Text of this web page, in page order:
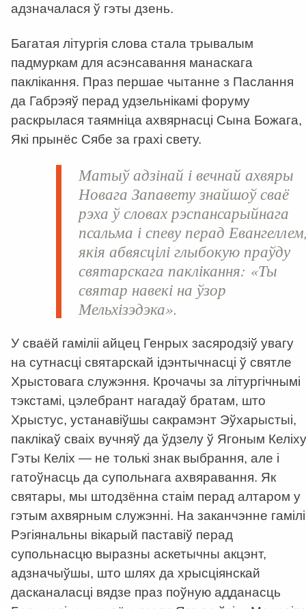
адзначалася ў гэты дзень.
Багатая літургія слова стала трывалым
падмуркам для асэнсавання манаскага
паклікання. Праз першае чытанне з Паслання
да Габрэяў перад удзельнікамі форуму
раскрылася таямніца ахвярнасці Сына Божага,
Які прынёс Сябе за грахі свету.
Матыў адзінай і вечнай ахвяры
Новага Запавету знайшоў сваё
рэха ў словах рэспансарыйнага
псальма і спеву перад
якія абвясцілі глыбокую праўду
святарскага паклікання: «Ты
святар навекі на ўзор
Мельхізэдэка».
У сваёй гаміліі айцец Генрых засяродзіў увагу
на сутнасці святарскай ідэнтычнасці ў святле
Хрыстовага служэння. Крочачы за літургічнымі
тэкстамі, цэлебрант нагадаў братам, што
Хрыстус, устанавіўшы сакрамэнт Эўхарыстыі,
паклікаў сваіх вучняў да ўдзелу ў Ягоным
Гэты Келіх — не толькі знак выбрання, але і
гатоўнасць да супольнага ахвяравання. Як
святары, мы штодзённа стаім перад алтаром у
гэтым ахвярным служэнні. На заканчэнне
Рэгіянальны вікарый паставіў перад
супольнасцю выразны аскетычны акцэнт,
адзначыўшы, што шлях да хрысціянскай
дасканаласці вядзе праз поўную адданасць